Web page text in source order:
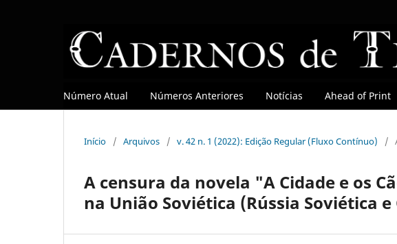
Número Atual Números Anteriores Notícias Ahead of Print
Início / Arquivos / v. 42 n. 1 (2022): Edição Regular (Fluxo Contínuo) /
A censura da novela "A Cidade e os
na União Soviética (Rússia Soviética